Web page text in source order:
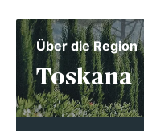
Über die Region
Toskana